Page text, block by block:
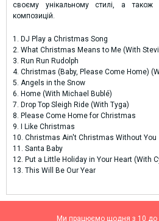
своєму унікальному стилі, а також
композицій.
1. DJ Play a Christmas Song
2. What Christmas Means to Me (With
3. Run Run Rudolph
4. Christmas (Baby, Please Come Home)
5. Angels in the Snow
6. Home (With Michael Bublé)
7. Drop Top Sleigh Ride (With Tyga)
8. Please Come Home for Christmas
9. I Like Christmas
10. Christmas Ain't Christmas Without You
11. Santa Baby
12. Put a Little Holiday in Your Heart (With
13. This Will Be Our Year
Ми працюємо щодня з 10 до